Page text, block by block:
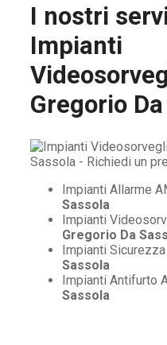
I nostri
Impianti
Gregorio
Impianti Allarme
Sassola
Impianti
Gregorio Da
Impianti
Sassola
Impianti Antifurto
Sassola